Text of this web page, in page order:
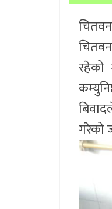
रहेको
गरेको